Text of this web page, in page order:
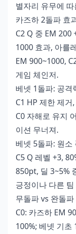
별자리 유무에
카즈하 2돌파 효
C2 Q 중 EM 200
1000 효과, 아를
EM 900~1000,
게임 체인저.
베넷 1돌파: 공격
C1 HP 제한 제거
C0 자해로 유지
이션 무너져.
베넷 5돌파: 원소
C5 Q 레벨 +3,
850pt, 딜 3~5%
긍정이나 다른
무돌파 vs 완돌
C0: 카즈하 EM
100%; 베넷 기초